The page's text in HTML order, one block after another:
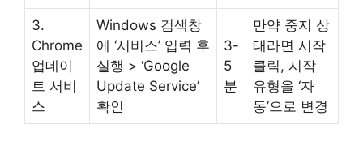
3.
Chrome
업데이
트 서비
스
Windows 검색창
에 ‘서비스’ 입력 후
실행 > ‘Google
Update Service’
확인
3-
5
분
만약 중지 상
태라면 시작
클릭, 시작
유형을 ‘자
동’으로 변경